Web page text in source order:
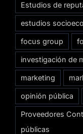
Estudios de
estudios
focus group
investigación de
marketing
opinión pública
Proveedores
públicas